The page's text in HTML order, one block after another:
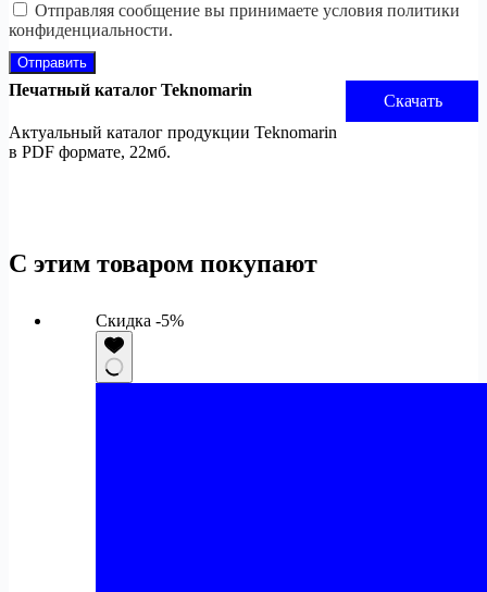
Отправляя сообщение вы принимаете условия политики
конфиденциальности.
Отправить
Печатный каталог Teknomarin
Скачать
Актуальный каталог продукции Teknomarin
в PDF формате, 22мб.
С этим товаром покупают
Скидка -5%